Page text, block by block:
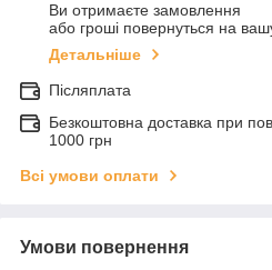
Ви отримаєте замовлення
або гроші повернуться на
Детальніше
Післяплата
Безкоштовна доставка при
1000 грн
Всі умови оплати
Умови повернення